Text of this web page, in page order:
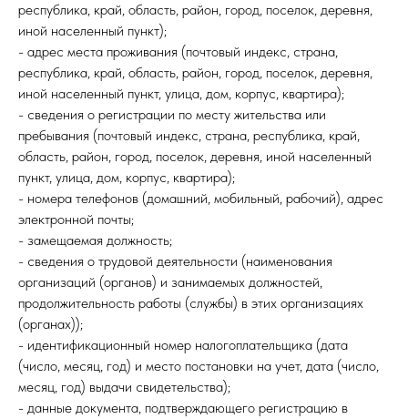
республика, край, область, район, город, поселок, деревня,
иной населенный пункт);
- адрес места проживания (почтовый индекс, страна,
республика, край, область, район, город, поселок, деревня,
иной населенный пункт, улица, дом, корпус, квартира);
- сведения о регистрации по месту жительства или
пребывания (почтовый индекс, страна, республика, край,
область, район, город, поселок, деревня, иной населенный
пункт, улица, дом, корпус, квартира);
- номера телефонов (домашний, мобильный, рабочий), адрес
электронной почты;
- замещаемая должность;
- сведения о трудовой деятельности (наименования
организаций (органов) и занимаемых должностей,
продолжительность работы (службы) в этих организациях
(органах));
- идентификационный номер налогоплательщика (дата
(число, месяц, год) и место постановки на учет, дата (число,
месяц, год) выдачи свидетельства);
- данные документа, подтверждающего регистрацию в